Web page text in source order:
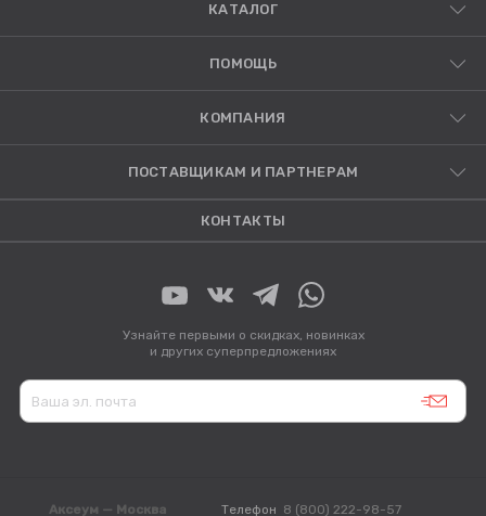
КАТАЛОГ
ПОМОЩЬ
КОМПАНИЯ
ПОСТАВЩИКАМ И ПАРТНЕРАМ
КОНТАКТЫ
Узнайте первыми о скидках, новинках
и других суперпредложениях
Аксеум — Москва
Телефон 8 (800) 222-98-57